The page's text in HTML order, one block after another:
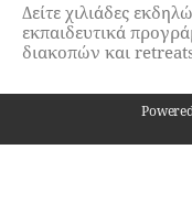
Δείτε χιλιάδες
εκπαιδευτικά
διακοπών και